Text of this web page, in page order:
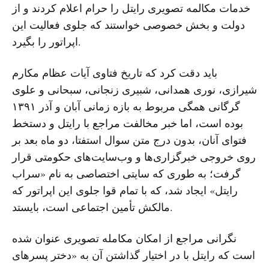
خدمات مکالمه تصویری رایتل را حرام اعلام کردند و از
دولت و بخش خصوصی خواستند که جلوی فعالیت این
اپراتور را بگیرد.
باید دقت کرد که تاریخ فتاوی آیات عظام مکارم
شیرازی، نوری همدانی، شبیری‌ زنجانی، سبحانی و علوی
گرگانی همگی مربوط به بازه زمانی آبان و آذر ۱۳۹۱
بوده است، اما خبر مخالفت مراجع با رایتل و دستخط
فتوای آنان، بدون درج متن سوال استفتا، دو ماه بعد بر
روی خروجی خبرگزاری‌ها و وب‌سایت‌های حکومتی قرار
گرفت؛ به طوری که سایتی اختصاصی به نام «سراب
رایتل» ایجاد شد، که با تمام قوا جلوی این اپراتور که
مالکش تأمین اجتماعی است، بایستد.
نگرانی مراجع از امکان مکامله تصویری عنوان شده
است که رایتل با در اختیار گذاشتن آن به «دختر پسرهای